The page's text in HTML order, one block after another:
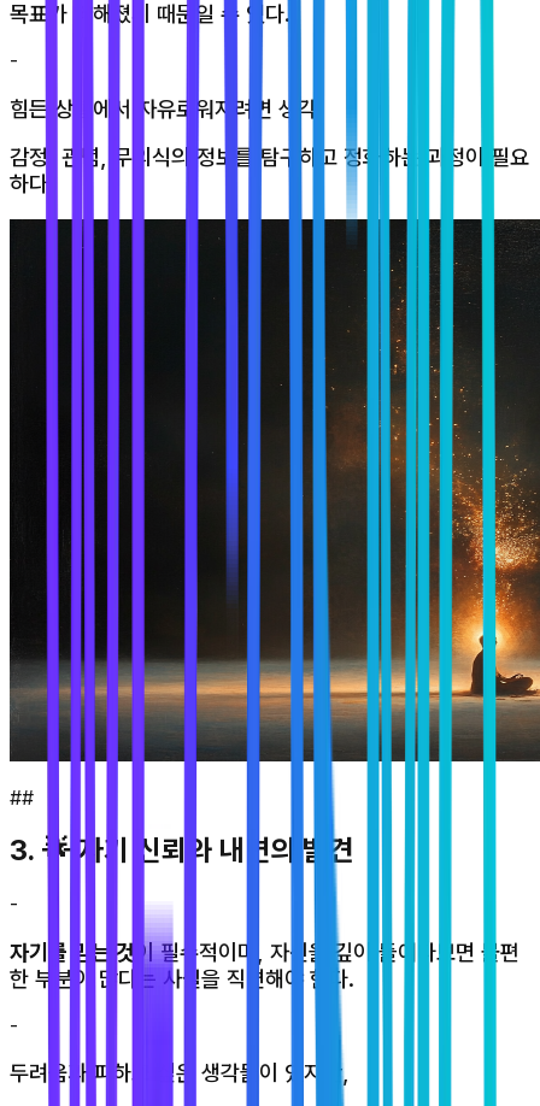
목표가 약해졌기 때문일 수 있다.
-
힘든 상황에서 자유로워지려면 생각,
감정, 관념, 무의식의 정보를 탐구하고 정화하는 과정이 필요
하다.
##
3. 🌟 자기 신뢰와 내면의 발견
-
자기를 믿는 것 이 필수적이며, 자신을 깊이 들여다보면 불편
한 부분이 많다는 사실을 직면해야 한다.
-
두려움과 피하고 싶은 생각들이 있지만,